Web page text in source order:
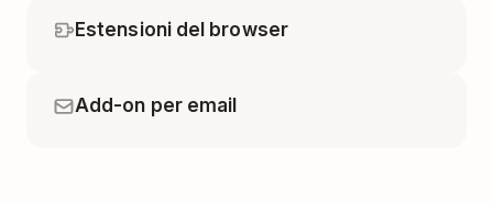
Estensioni del browser
Add-on per email